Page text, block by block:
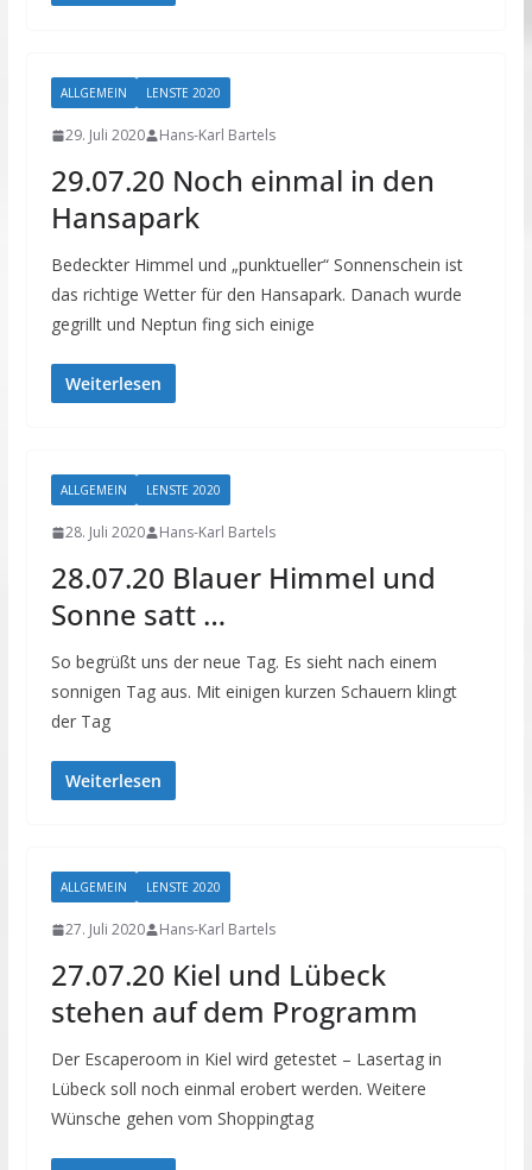
ALLGEMEIN LENSTE 2020
29. Juli 2020 Hans-Karl Bartels
29.07.20 Noch einmal in den
Hansapark
Bedeckter Himmel und „punktueller“ Sonnenschein ist
das richtige Wetter für den Hansapark. Danach wurde
gegrillt und Neptun fing sich einige
Weiterlesen
ALLGEMEIN LENSTE 2020
28. Juli 2020 Hans-Karl Bartels
28.07.20 Blauer Himmel und
Sonne satt …
So begrüßt uns der neue Tag. Es sieht nach einem
sonnigen Tag aus. Mit einigen kurzen Schauern klingt
der Tag
Weiterlesen
ALLGEMEIN LENSTE 2020
27. Juli 2020 Hans-Karl Bartels
27.07.20 Kiel und Lübeck
stehen auf dem Programm
Der Escaperoom in Kiel wird getestet – Lasertag in
Lübeck soll noch einmal erobert werden. Weitere
Wünsche gehen vom Shoppingtag